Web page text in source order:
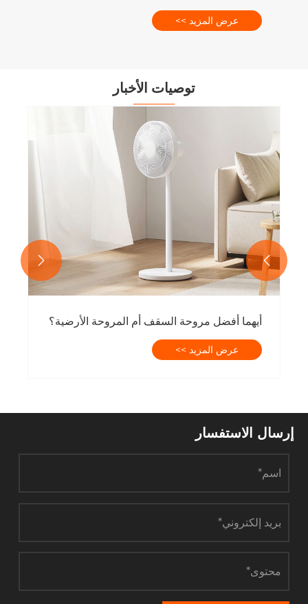
عرض المزيد >>
توصيات الأخبار
أيهما أفضل مروحة السقف أم المروحة الأرضية؟
عرض المزيد >>


إرسال الاستفسار